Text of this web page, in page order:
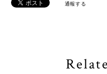
通報する